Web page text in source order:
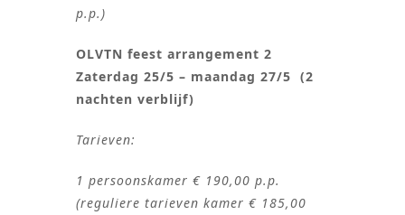
p.p.)
OLVTN feest arrangement 2
Zaterdag 25/5 – maandag 27/5 (2
nachten verblijf)
Tarieven:
1 persoonskamer € 190,00 p.p.
(reguliere tarieven kamer € 185,00